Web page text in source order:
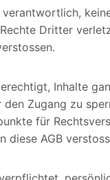
Dritter
Inhalte
Zugang zu
für
diese AGB